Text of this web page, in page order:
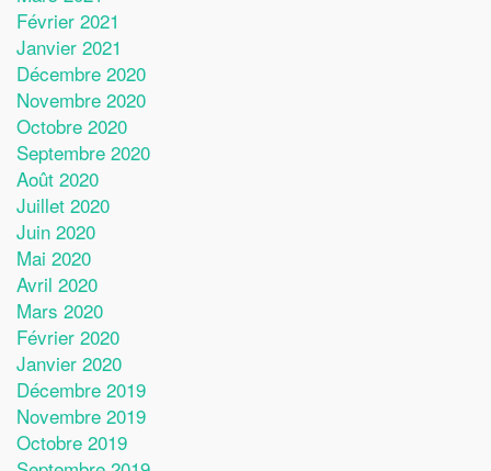
Février 2021
Janvier 2021
Décembre 2020
Novembre 2020
Octobre 2020
Septembre 2020
Août 2020
Juillet 2020
Juin 2020
Mai 2020
Avril 2020
Mars 2020
Février 2020
Janvier 2020
Décembre 2019
Novembre 2019
Octobre 2019